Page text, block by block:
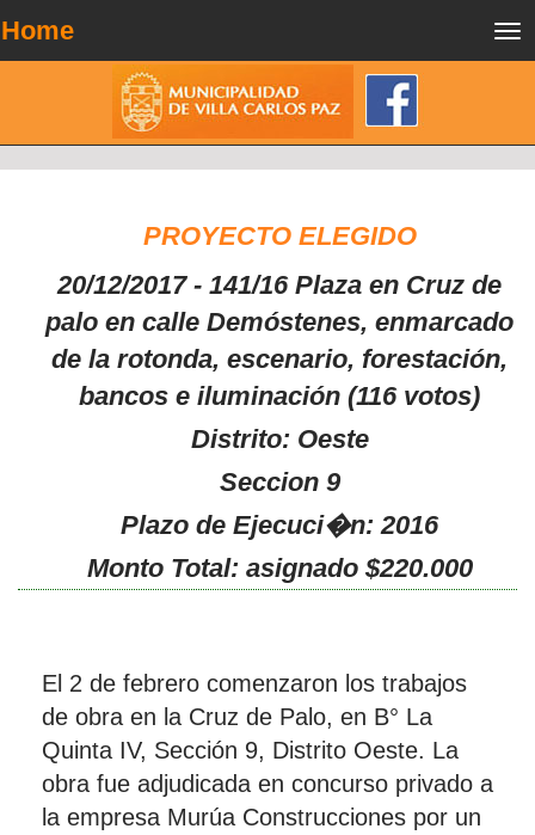
Home
PROYECTO ELEGIDO
20/12/2017 - 141/16 Plaza en Cruz de
palo en calle Demóstenes, enmarcado
de la rotonda, escenario, forestación,
bancos e iluminación (116 votos)
Distrito: Oeste
Seccion 9
Plazo de Ejecuci�n: 2016
Monto Total: asignado $220.000
El 2 de febrero comenzaron los trabajos
de obra en la Cruz de Palo, en B° La
Quinta IV, Sección 9, Distrito Oeste. La
obra fue adjudicada en concurso privado a
la empresa Murúa Construcciones por un